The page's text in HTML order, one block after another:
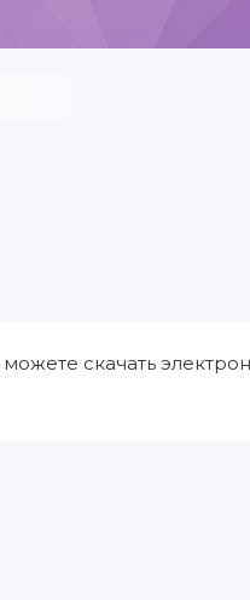
скачать